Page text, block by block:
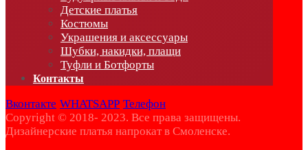
Детские платья
Костюмы
Украшения и аксессуары
Шубки, накидки, плащи
Туфли и Ботфорты
Контакты
Вконтакте WHATSAPP Телефон
Copyright © 2018- 2023. Все права защищены.
Дизайнерские платья напрокат в Смоленске.